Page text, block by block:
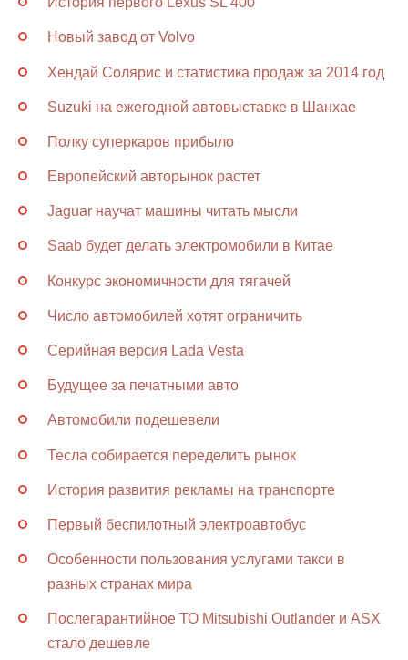
Новый завод от Volvo
Хендай Солярис и статистика продаж за 2014 год
Suzuki на ежегодной автовыставке в Шанхае
Полку суперкаров прибыло
Европейский авторынок растет
Jaguar научат машины читать мысли
Saab будет делать электромобили в Китае
Конкурс экономичности для тягачей
Число автомобилей хотят ограничить
Серийная версия Lada Vesta
Будущее за печатными авто
Автомобили подешевели
Тесла собирается переделить рынок
История развития рекламы на транспорте
Первый беспилотный электроавтобус
Особенности пользования услугами такси в
разных странах мира
Послегарантийное ТО Mitsubishi Outlander и ASX
стало дешевле